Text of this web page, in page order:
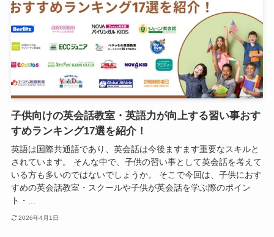
子供向けの英会話教室・英語力が向上する習い事おす
すめランキング17選を紹介！
英語は国際共通語であり、英会話は今後ますます重要なスキルと
されています。 そんな中で、子供の習い事として英会話を考えて
いる方も多いのではないでしょうか。 そこで今回は、子供におす
すめの英会話教室・スクールや子供が英会話を学ぶ際のポイン
ト・...
2026年4月1日